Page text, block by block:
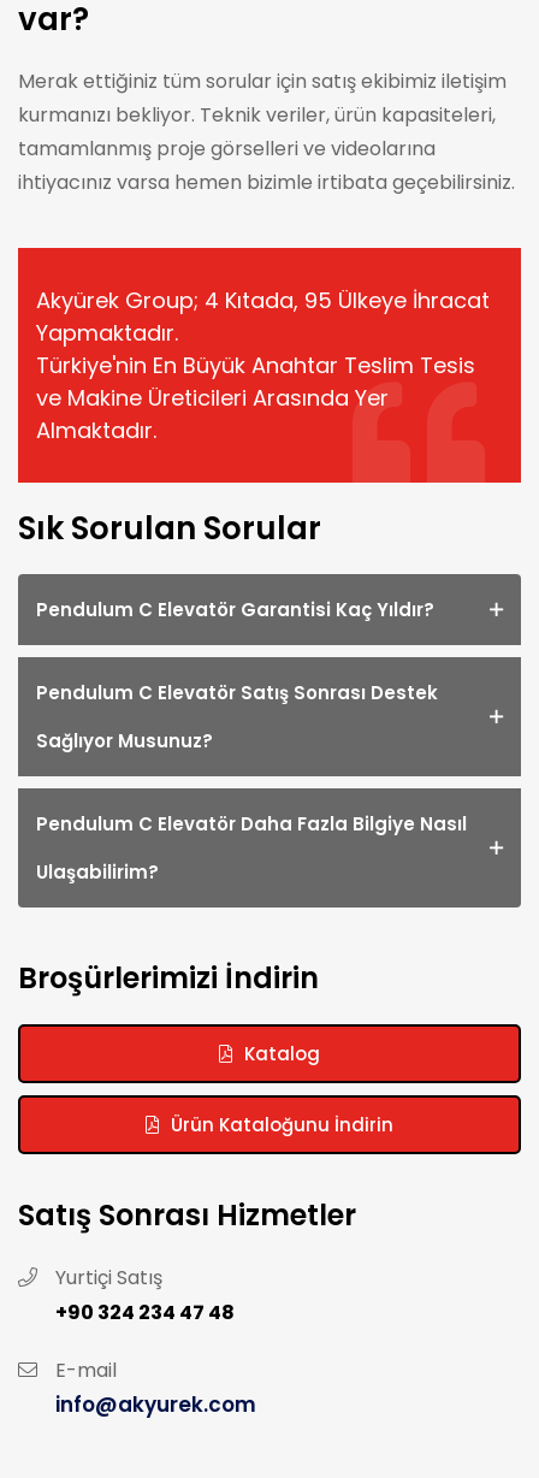
Broşürlerimizi İndirin
Katalog
Ürün Kataloğunu İndirin
Satış Sonrası Hizmetler
Yurtiçi Satış
+90 324 234 47 48
E-mail
info@akyurek.com
var?
Merak ettiğiniz tüm sorular için satış ekibimiz iletişim
kurmanızı bekliyor. Teknik veriler, ürün kapasiteleri,
tamamlanmış proje görselleri ve videolarına
ihtiyacınız varsa hemen bizimle irtibata geçebilirsiniz.
Akyürek Group; 4 Kıtada, 95 Ülkeye İhracat
Yapmaktadır.
Türkiye'nin En Büyük Anahtar Teslim Tesis
ve Makine Üreticileri Arasında Yer
Almaktadır.
Sık Sorulan Sorular
Pendulum C Elevatör Garantisi Kaç Yıldır?
Pendulum C Elevatör Satış Sonrası Destek
Sağlıyor Musunuz?
Pendulum C Elevatör Daha Fazla Bilgiye Nasıl
Ulaşabilirim?